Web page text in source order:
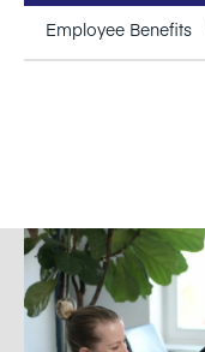
Employee Benefits